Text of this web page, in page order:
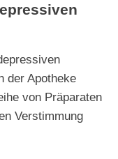
der Apotheke
von Präparaten
Verstimmung